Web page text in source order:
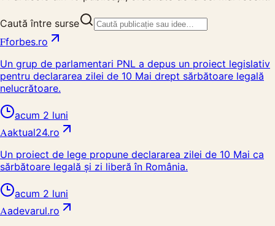
Caută între surse
Fforbes.ro
Un grup de parlamentari PNL a depus un proiect legislativ
pentru declararea zilei de 10 Mai drept sărbătoare legală
nelucrătoare.
acum 2 luni
Aaktual24.ro
Un proiect de lege propune declararea zilei de 10 Mai ca
sărbătoare legală și zi liberă în România.
acum 2 luni
Aadevarul.ro